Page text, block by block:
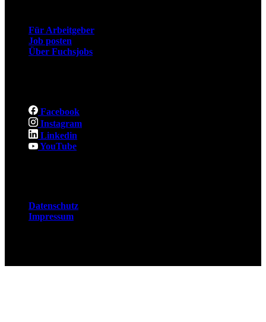
Für Arbeitgeber
Job posten
Über Fuchsjobs
Facebook
Instagram
Linkedin
YouTube
Datenschutz
Impressum